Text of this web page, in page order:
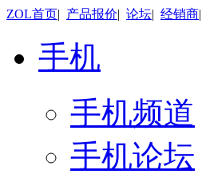
ZOL首页| 产品报价| 论坛| 经销商|
手机
手机频道
手机论坛